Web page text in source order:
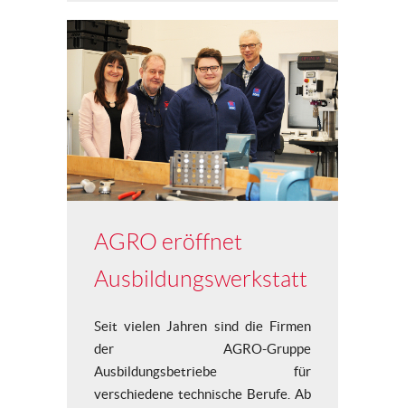
AGRO eröffnet
Ausbildungswerkstatt
Seit vielen Jahren sind die Firmen
der AGRO-Gruppe
Ausbildungsbetriebe für
verschiedene technische Berufe. Ab